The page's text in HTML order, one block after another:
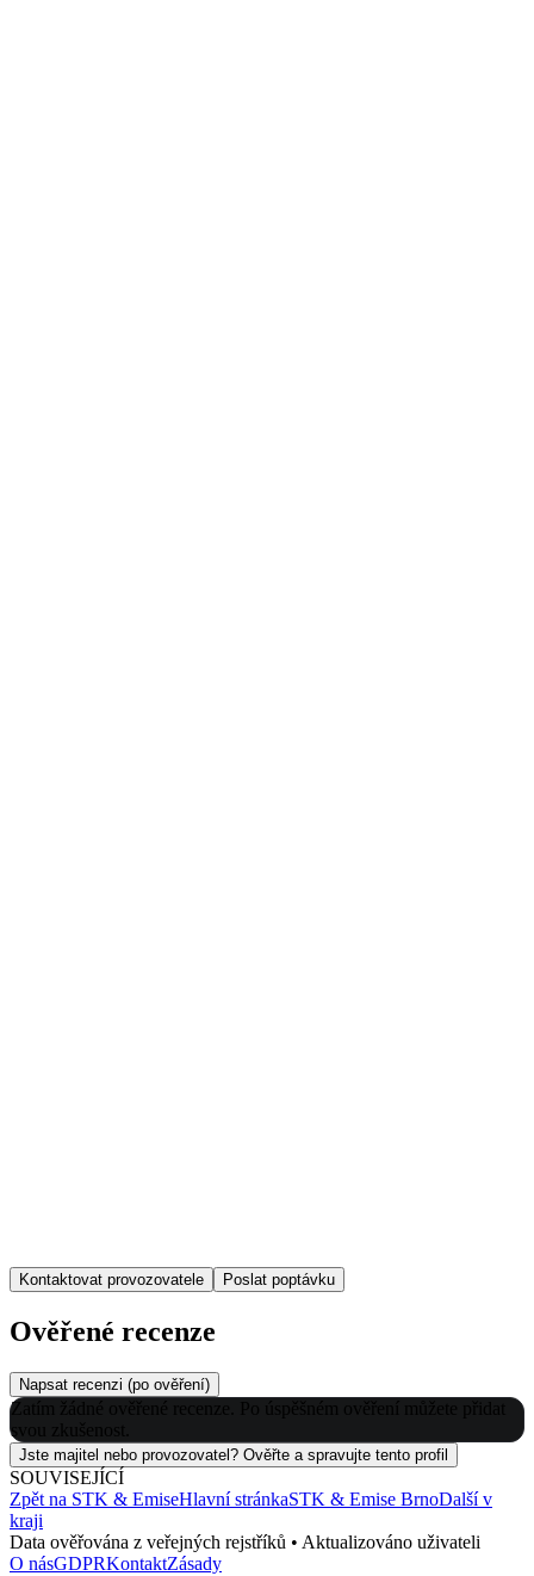
Kontaktovat provozovatele Poslat poptávku
Ověřené recenze
Napsat recenzi (po ověření)
Zatím žádné ověřené recenze. Po úspěšném ověření můžete přidat
svou zkušenost.
Jste majitel nebo provozovatel? Ověřte a spravujte tento profil
SOUVISEJÍCÍ
Zpět na STK & EmiseHlavní stránkaSTK & Emise BrnoDalší v
kraji
Data ověřována z veřejných rejstříků • Aktualizováno uživateli
O násGDPRKontaktZásady